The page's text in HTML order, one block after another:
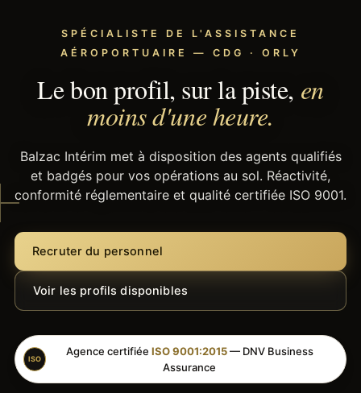
SPÉCIALISTE DE L'ASSISTANCE
AÉROPORTUAIRE — CDG · ORLY
Le bon profil, sur la piste, en
moins d'une heure.
Balzac Intérim met à disposition des agents qualifiés
et badgés pour vos opérations au sol. Réactivité,
conformité réglementaire et qualité certifiée ISO 9001.
Recruter du personnel
Voir les profils disponibles
ISO
Agence certifiée ISO 9001:2015— DNV Business
Assurance